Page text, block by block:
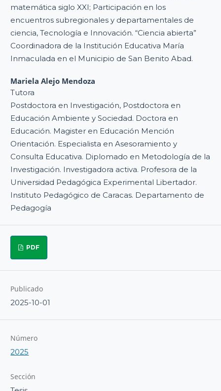
matemática siglo XXI; Participación en los
encuentros subregionales y departamentales de
ciencia, Tecnología e Innovación. “Ciencia abierta”
Coordinadora de la Institución Educativa María
Inmaculada en el Municipio de San Benito Abad.
Mariela Alejo Mendoza
Tutora
Postdoctora en Investigación, Postdoctora en
Educación Ambiente y Sociedad. Doctora en
Educación. Magister en Educación Mención
Orientación. Especialista en Asesoramiento y
Consulta Educativa. Diplomado en Metodología de la
Investigación. Investigadora activa. Profesora de la
Universidad Pedagógica Experimental Libertador.
Instituto Pedagógico de Caracas. Departamento de
Pedagogía
PDF
Publicado
2025-10-01
Número
2025
Sección